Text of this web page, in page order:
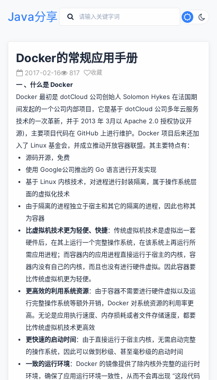
Java分享
Docker的常规应用手册
2017-02-16 817 收藏
一 、什么是 Docker
Docker 最初是 dotCloud 公司创始人 Solomon Hykes 在法国期
间发起的一个公司内部项目，它是基于 dotCloud 公司多年云服务
技术的一次革新，并于 2013 年 3月以 Apache 2.0 授权协议开
源)，主要项目代码在 GitHub 上进行维护。Docker 项目后来还加
入了 Linux 基金会，并成立推动开放容器联盟。其主要特点有：
源码开源，免费
使用 Google公司推出的 Go 语言进行开发实现
基于 Linux 内核技术，对进程进行封装隔离，属于操作系统层
面的虚拟化技术
由于隔离的进程独立于宿主和其它的隔离的进程，因此也称其
为容器
比虚拟机技术更为轻便、快捷：传统虚拟机技术是虚拟出一套
硬件后，在其上运行一个完整操作系统，在该系统上再运行所
需应用进程；而容器内的应用进程直接运行于宿主的内核，容
器内没有自己的内核，而且也没有进行硬件虚拟。因此容器要
比传统虚拟机更为轻便。
更高效的利用系统资源：由于容器不需要进行硬件虚拟以及运
行完整操作系统等额外开销，Docker 对系统资源的利用率更
高。无论是应用执行速度、内存损耗或者文件存储速度，都要
比传统虚拟机技术更高效
更快速的启动时间：由于直接运行于宿主内核，无需启动完整
的操作系统，因此可以做到秒级、甚至毫秒级的启动时间
一致的运行环境：Docker 的镜像提供了除内核外完整的运行时
环境，确保了应用运行环境一致性，从而不会再出现 “这段代码